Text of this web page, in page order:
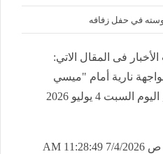
في حفل زفافه
فى المقال الاتي:
نارية أمام "ميسي
المرعب" وموندياله القياسي, اليوم السبت 4 يوليو 2026
7/4/2026 11:28:49 AM